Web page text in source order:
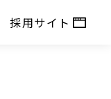
採用サイト